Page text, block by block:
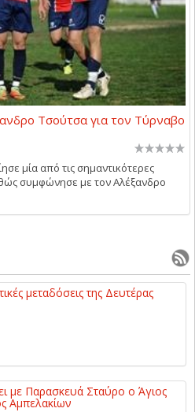
Τσούτσα για τον Τύρναβο
μία από τις σημαντικότερες
συμφώνησε με τον Αλέξανδρο
μεταδόσεις της Δευτέρας
με Παρασκευά Σταύρο ο Άγιος
Αμπελακίων